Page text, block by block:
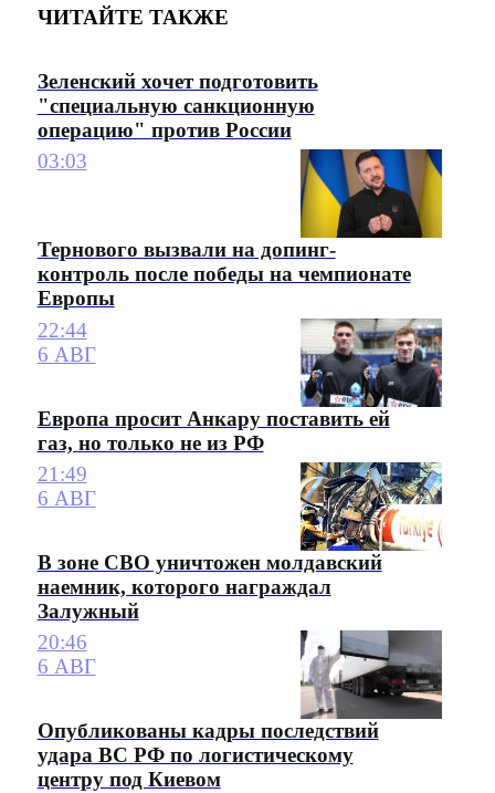
ЧИТАЙТЕ ТАКЖЕ
Зеленский хочет подготовить
"специальную санкционную
операцию" против России
03:03
Тернового вызвали на допинг-
контроль после победы на чемпионате
Европы
22:44
6 АВГ
Европа просит Анкару поставить ей
газ, но только не из РФ
21:49
6 АВГ
В зоне СВО уничтожен молдавский
наемник, которого награждал
Залужный
20:46
6 АВГ
Опубликованы кадры последствий
удара ВС РФ по логистическому
центру под Киевом